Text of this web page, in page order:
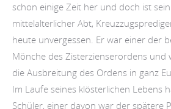
schon einige Zeit her und doch ist
mittelalterlicher Abt,
heute unvergessen. Er war einer der
Mönche des Zisterzienserordens und
die Ausbreitung des Ordens in ganz
Im Laufe seines klösterlichen Lebens
Schüler, einer davon war der spätere